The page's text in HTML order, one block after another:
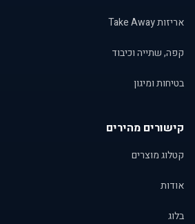
אריזות Take Away
קפה, שתייה וכיבוד
בטיחות ומיגון
קישורים מהירים
קטלוג מוצרים
אודות
בלוג